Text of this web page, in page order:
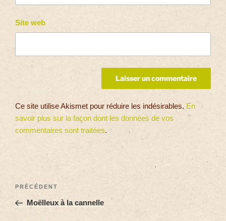
Site web
Ce site utilise Akismet pour réduire les indésirables. En
savoir plus sur la façon dont les données de vos
commentaires sont traitées.
PRÉCÉDENT
Moëlleux à la cannelle